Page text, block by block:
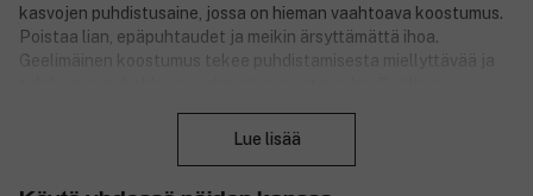
kasvojen puhdistusaine, jossa on hieman vaahtoava koostumus.
Poistaa lian, epäpuhtaudet ja meikin ärsyttämättä ihoa.
Geelimäinen koostumus tekee puhdistamisesta miellyttävää ja
kosteutta ylläpitävä ja rauhoittava vaikutus. Clean & Calm Facial
Lue lisää